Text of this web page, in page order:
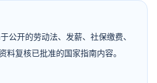
公开的劳动法、发薪、社保缴费、
料复核已批准的国家指南内容。